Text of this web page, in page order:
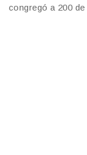
congregó a 200